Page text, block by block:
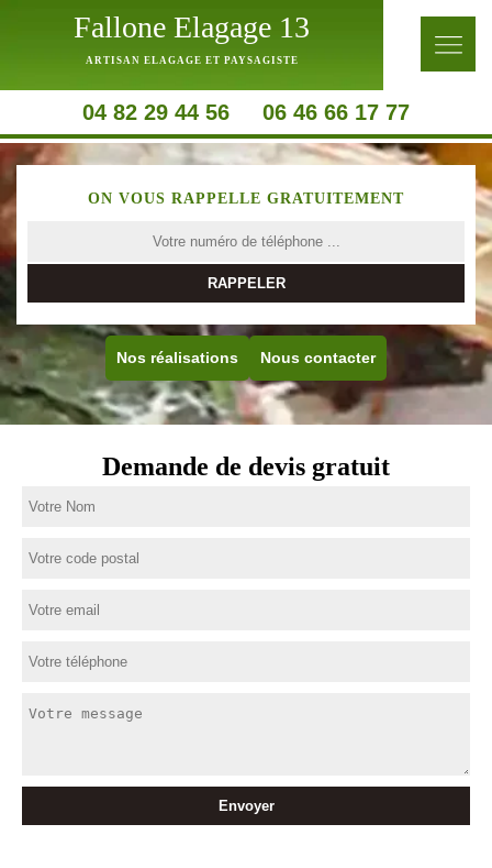
Fallone Elagage 13
ARTISAN ELAGAGE ET PAYSAGISTE
04 82 29 44 56 06 46 66 17 77
ON VOUS RAPPELLE GRATUITEMENT
Nos réalisations Nous contacter
Demande de devis gratuit